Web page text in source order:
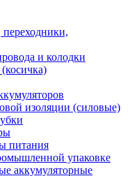
и колодки
изоляции (силовые)
питания
упаковке
аккумуляторные